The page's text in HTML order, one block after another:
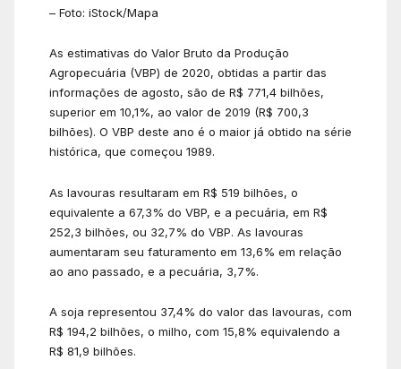
– Foto: iStock/Mapa
As estimativas do Valor Bruto da Produção
Agropecuária (VBP) de 2020, obtidas a partir das
informações de agosto, são de R$ 771,4 bilhões,
superior em 10,1%, ao valor de 2019 (R$ 700,3
bilhões). O VBP deste ano é o maior já obtido na série
histórica, que começou 1989.
As lavouras resultaram em R$ 519 bilhões, o
equivalente a 67,3% do VBP, e a pecuária, em R$
252,3 bilhões, ou 32,7% do VBP. As lavouras
aumentaram seu faturamento em 13,6% em relação
ao ano passado, e a pecuária, 3,7%.
A soja representou 37,4% do valor das lavouras, com
R$ 194,2 bilhões, o milho, com 15,8% equivalendo a
R$ 81,9 bilhões.